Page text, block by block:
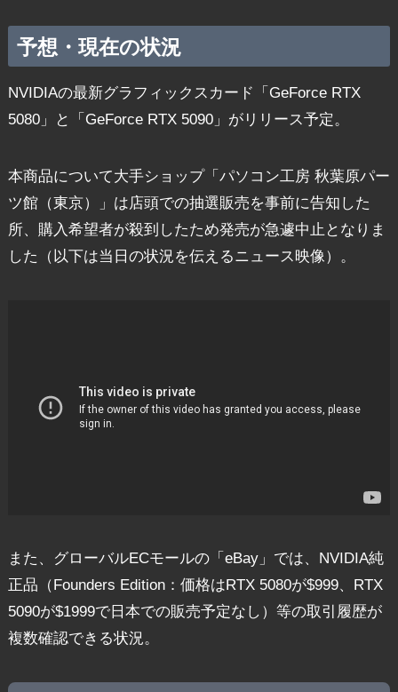
予想・現在の状況
NVIDIAの最新グラフィックスカード「GeForce RTX
5080」と「GeForce RTX 5090」がリリース予定。
本商品について大手ショップ「パソコン工房 秋葉原パー
ツ館（東京）」は店頭での抽選販売を事前に告知した
所、購入希望者が殺到したため発売が急遽中止となりま
した（以下は当日の状況を伝えるニュース映像）。
また、グローバルECモールの「eBay」では、NVIDIA純
正品（Founders Edition：価格はRTX 5080が$999、RTX
5090が$1999で日本での販売予定なし）等の取引履歴が
複数確認できる状況。